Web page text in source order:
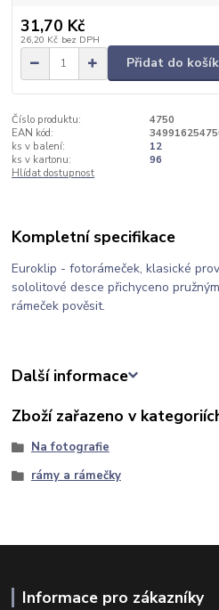
31,70 Kč
26,20 Kč bez DPH
Přidat do
Číslo produktu:
4750
EAN kód:
ks v balení:
12
ks v kartonu:
96
Hlídat dostupnost
Kompletní specifikace
Euroklip - fotorámeček, klasické
sololitové desce přichyceno
rámeček pověsit.
Další informace
Zboží zařazeno v
Na fotografie
rámy a rámečky
Informace pro zákazníky